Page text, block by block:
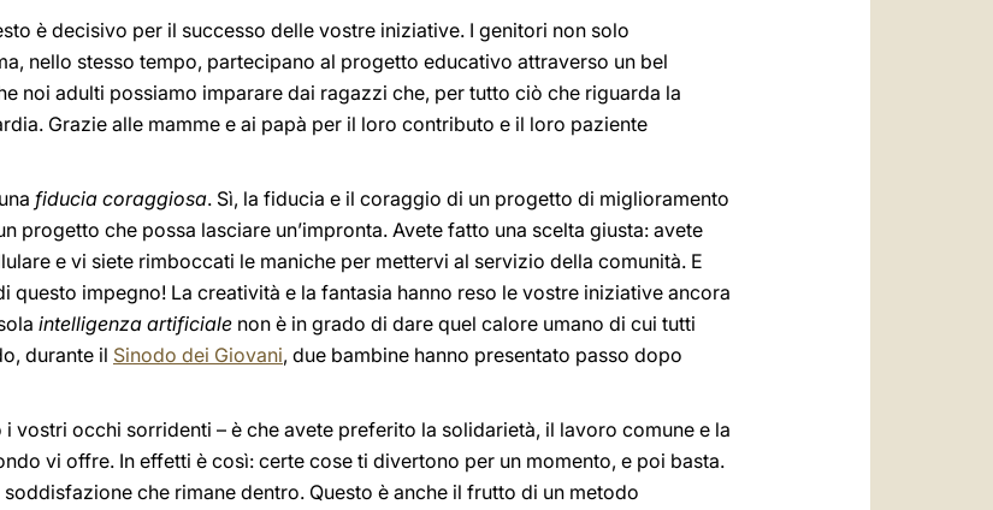
è decisivo per il successo delle vostre iniziative. I genitori non solo
nello stesso tempo, partecipano al progetto educativo attraverso un bel
noi adulti possiamo imparare dai ragazzi che, per tutto ciò che riguarda la
Grazie alle mamme e ai papà per il loro contributo e il loro paziente
fiducia coraggiosa. Sì, la fiducia e il coraggio di un progetto di miglioramento
progetto che possa lasciare un’impronta. Avete fatto una scelta giusta: avete
e vi siete rimboccati le maniche per mettervi al servizio della comunità. E
questo impegno! La creatività e la fantasia hanno reso le vostre iniziative ancora
intelligenza artificiale non è in grado di dare quel calore umano di cui tutti
durante il Sinodo dei Giovani, due bambine hanno presentato passo dopo
vostri occhi sorridenti – è che avete preferito la solidarietà, il lavoro comune e la
vi offre. In effetti è così: certe cose ti divertono per un momento, e poi basta.
che rimane dentro. Questo è anche il frutto di un metodo